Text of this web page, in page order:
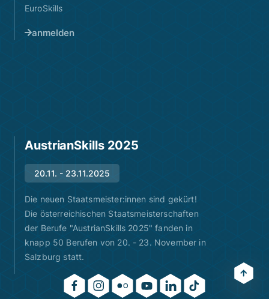
EuroSkills
anmelden
AustrianSkills 2025
20.11. - 23.11.2025
Die neuen Staatsmeister:innen sind gekürt!
Die österreichischen Staatsmeisterschaften
der Berufe "AustrianSkills 2025" fanden in
knapp 50 Berufen von 20. - 23. November in
Salzburg statt.